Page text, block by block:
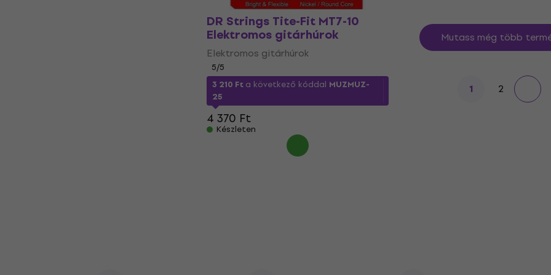
DR Strings Tite-Fit MT7-10
Elektromos gitárhúrok
Elektromos gitárhúrok
5/5
3 210 Fta következő kóddal MUZMUZ-
25
4 370 Ft
Készleten
Mutass még több
1 2